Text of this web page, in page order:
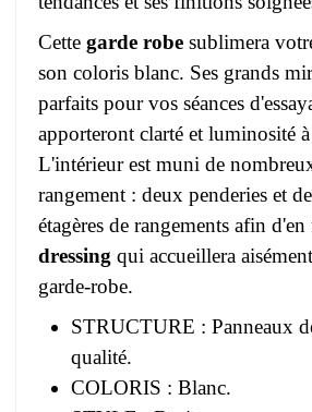
Cette garde robe sublimera
son coloris blanc. Ses grands
parfaits pour vos séances
apporteront clarté et luminosité
L'intérieur est muni de
rangement : deux penderies et
étagères de rangements afin
dressing qui accueillera
garde-robe.
STRUCTURE : Panneaux
qualité.
COLORIS : Blanc.